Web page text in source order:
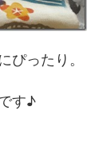
ぴったり。
す♪